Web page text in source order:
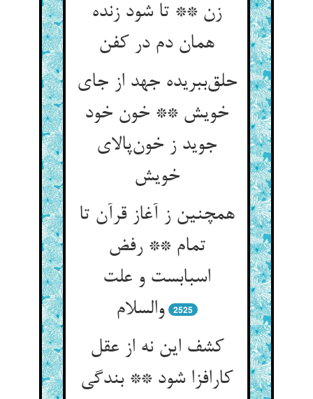
زن ** تا شود زنده
همان دم در کفن
حلق‌ببریده جهد از جای
خویش ** خون خود
جوید ز خون‌پالای
خویش
همچنین ز آغاز قرآن تا
تمام ** رفض
اسبابست و علت
والسلام
2525
کشف این نه از عقل
کارافزا شود ** بندگی